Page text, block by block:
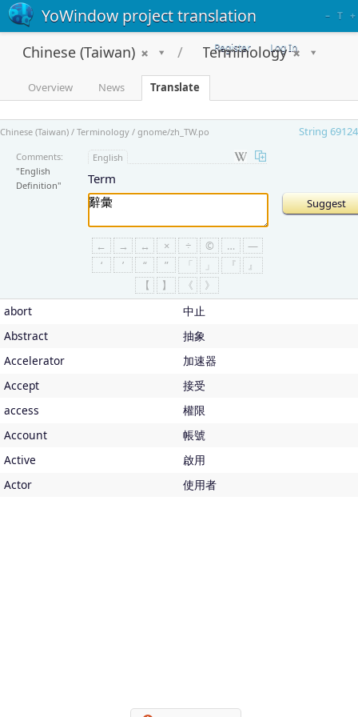
YoWindow project translation – T +
Register Log In
Chinese (Taiwan) Terminology
Overview News Translate
Chinese (Taiwan) / Terminology / gnome/zh_TW.po String 69124
Comments:
"English
Definition"
English
Term
← → ↔ × ÷ © …
—
‘
’ “ ” 「 『
』
【
】 《 》
abort
中止
Abstract
抽象
Accelerator
加速器
Accept
接受
access
權限
Account
帳號
Active
啟用
Actor
使用者